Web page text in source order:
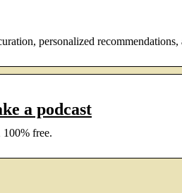
personalized
a podcast
100% free.